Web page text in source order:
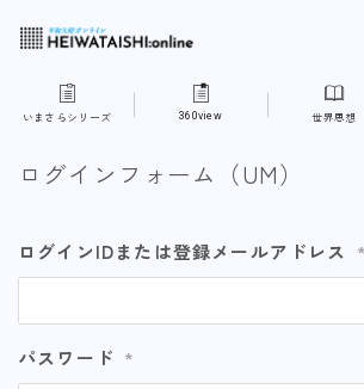
MENU
ご入会はこちら
プライバシーポリシー
いまさらシリーズ 360view 世界思想
ログインフォーム（UM）
ログインIDまたは登録メールアドレス *
パスワード *